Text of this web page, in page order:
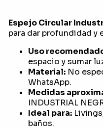
Espejo Circular
para dar profundidad y
Uso
espacio y sumar
Material:No
WhatsApp.
Medidas
INDUSTRIAL
Ideal para:
baños.